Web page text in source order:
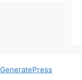
GeneratePress